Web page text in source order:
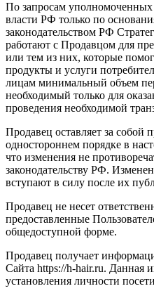
По запросам уполномоченных
власти РФ только по
законодательством РФ
работают с Продавцом для
или тем из них, которые
продукты и услуги
лицам минимальный объем
необходимый только для
проведения необходимой
Продавец оставляет за собой
одностороннем порядке в
что изменения не
законодательству РФ.
вступают в силу после их
Продавец не несет
предоставленные
общедоступной форме.
Продавец получает
Сайта https://h-hair.ru. Данная
установления личности